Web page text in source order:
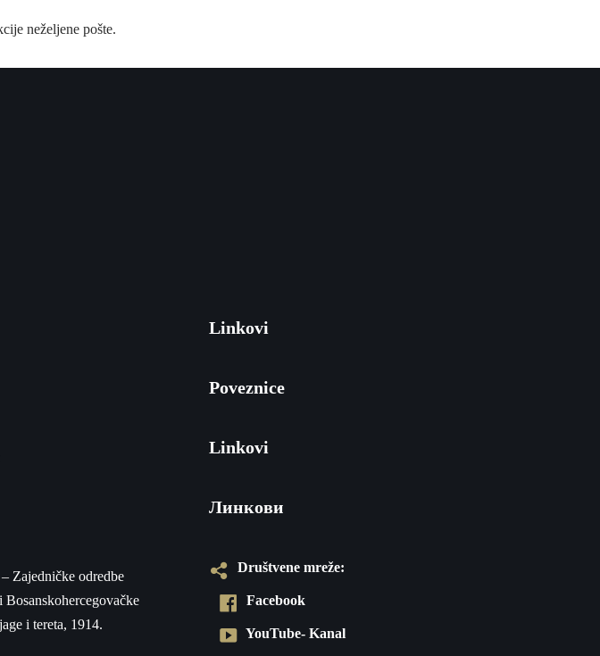
neželjene pošte.
Zajedničke odredbe
i tereta, 1914.
Linkovi
Poveznice
Linkovi
Линкови
Društvene mreže:
Facebook
YouTube- Kanal